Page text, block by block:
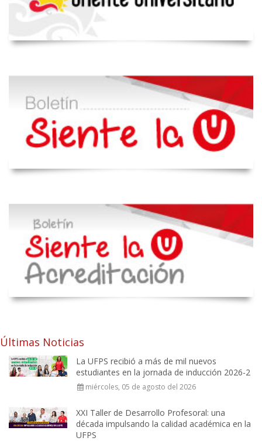
Últimas Noticias
La UFPS recibió a más de mil nuevos
estudiantes en la jornada de inducción 2026-2
miércoles, 05 de agosto del 2026
XXI Taller de Desarrollo Profesoral: una
década impulsando la calidad académica en la
UFPS